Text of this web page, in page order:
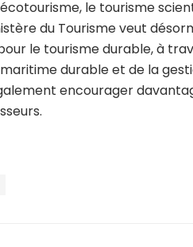
le tourisme
du Tourisme veut
le tourisme durable, à
durable et de la
encourager